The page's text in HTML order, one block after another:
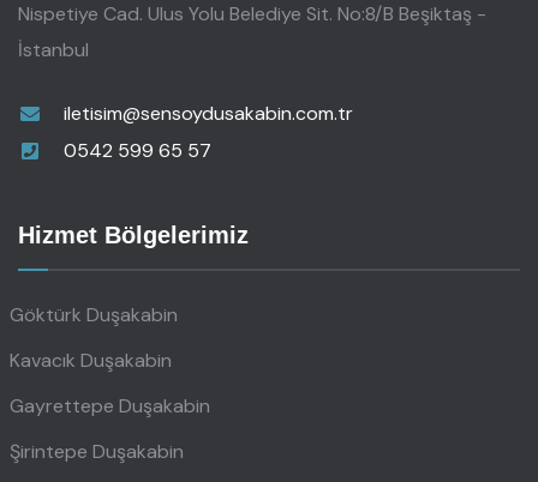
Nispetiye Cad. Ulus Yolu Belediye Sit. No:8/B Beşiktaş -
İstanbul
iletisim@sensoydusakabin.com.tr
0542 599 65 57
Hizmet Bölgelerimiz
Göktürk Duşakabin
Kavacık Duşakabin
Gayrettepe Duşakabin
Şirintepe Duşakabin